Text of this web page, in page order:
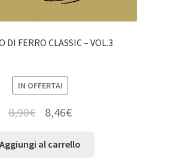
DI FERRO CLASSIC – VOL.3
IN OFFERTA!
8,90€ 8,46€
Aggiungi al carrello